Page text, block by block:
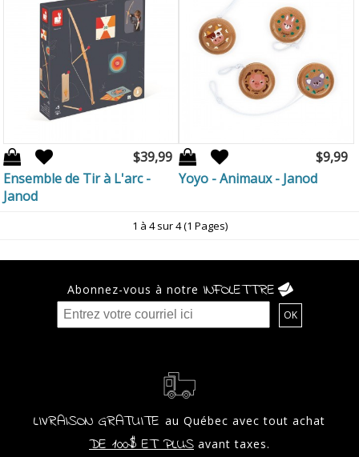
$39,99
Ensemble de Tir à L'arc -
Janod
$9,99
Yoyo - Animaux - Janod
1 à 4 sur 4 (1 Pages)
Abonnez-vous à notre INFOLETTRE
LIVRAISON GRATUITE au Québec avec tout achat
DE 100$ ET PLUS avant taxes.